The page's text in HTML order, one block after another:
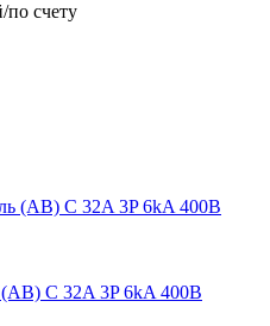
счету
C 32A 3P 6kA 400В